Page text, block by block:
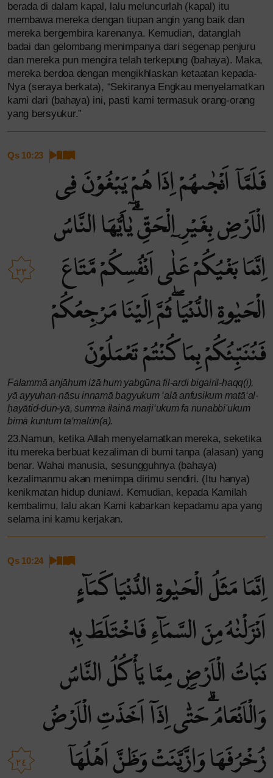
berada di dalam kapal, lalu meluncurlah (kapal) itu
membawa mereka dengan tiupan angin yang baik dan
mereka bergembira karenanya. Kemudian, datanglah
badai dan gelombang menimpanya dari segenap penjuru
dan mereka pun mengira telah terkepung (bahaya). Maka,
mereka berdoa dengan mengikhlaskan ketaatan kepada-
Nya (seraya berkata), “Sekiranya Engkau menyelamatkan
kami dari (bahaya) ini, pasti kami termasuk orang-orang
yang bersyukur.”
Qs 10:23
٢٣
فَلَمَّآ اَنْجٰىهُمْ اِذَا هُمْ يَبْغُوْنَ فِى
الْاَرْضِ بِغَيْرِ الْحَقِّ ۗيٰٓاَيُّهَا النَّاسُ
اِنَّمَا بَغْيُكُمْ عَلٰٓى اَنْفُسِكُمْ مَّتَاعَ
الْحَيٰوةِ الدُّنْيَاۖ ثُمَّ اِلَيْنَا مَرْجِعُكُمْ
فَنُنَبِّئُكُمْ بِمَا كُنْتُمْ تَعْمَلُوْنَ
Falammā anjāhum iżā hum yabgūna fil-arḍi bigairil-ḥaqq(i),
yā ayyuhan-nāsu innamā bagyukum ‘alā anfusikum matā‘al-
ḥayātid-dun-yā, ṡumma ilainā marji‘ukum fa nunabbi'ukum
bimā kuntum ta‘malūn(a).
23.Namun, ketika Allah menyelamatkan mereka, seketika
itu mereka berbuat kezaliman di bumi tanpa (alasan) yang
benar. Wahai manusia, sesungguhnya (bahaya)
kezalimanmu akan menimpa dirimu sendiri. (Itu hanya)
kenikmatan hidup duniawi. Kemudian, kepada Kamilah
kembalimu, lalu akan Kami kabarkan kepadamu apa yang
selama ini kamu kerjakan.
Qs 10:24
٢٤
اِنَّمَا مَثَلُ الْحَيٰوةِ الدُّنْيَا كَمَاۤءٍ
اَنْزَلْنٰهُ مِنَ السَّمَاۤءِ فَاخْتَلَطَ بِهٖ
نَبَاتُ الْاَرْضِ مِمَّا يَأْكُلُ النَّاسُ
وَالْاَنْعَامُ ۗحَتّٰٓى اِذَآ اَخَذَتِ الْاَرْضُ
زُخْرُفَهَا وَازَّيَّنَتْ وَظَنَّ اَهْلُهَآ